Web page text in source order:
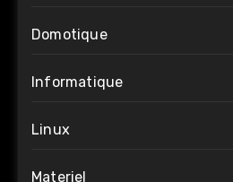
Domotique
Informatique
Linux
Materiel